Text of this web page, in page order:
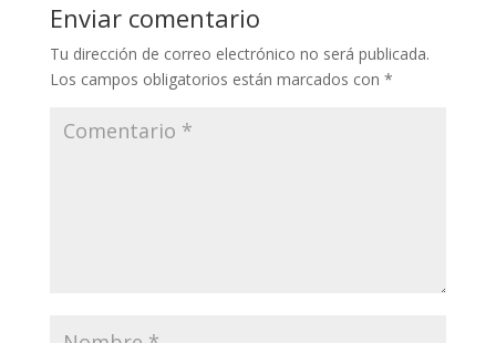
Enviar comentario
Tu dirección de correo electrónico no será publicada.
Los campos obligatorios están marcados con *